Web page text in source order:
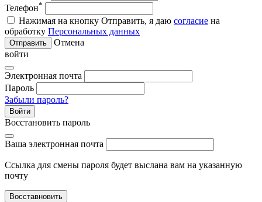
Телефон*
Нажимая на кнопку Отправить, я даю согласие на
обработку Персональных данных
Отправить
Отмена
войти
Электронная почта
Пароль
Забыли пароль?
Войти
Восстановить пароль
Ваша электронная почта
Ссылка для смены пароля будет выслана вам на указанную
почту
Восставновить